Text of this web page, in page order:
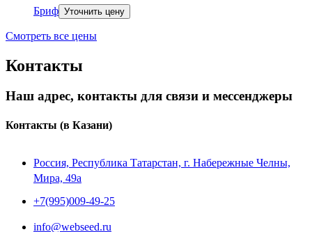
Бриф Уточнить цену
Смотреть все цены
Контакты
Наш адрес, контакты для связи и мессенджеры
Контакты (в Казани)
Россия, Республика Татарстан, г. Набережные Челны,
Мира, 49a
+7(995)009-49-25
info@webseed.ru